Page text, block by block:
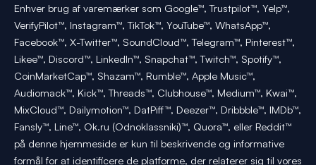
Enhver brug af varemærker som Google™, Trustpilot™, Yelp™,
VerifyPilot™, Instagram™, TikTok™, YouTube™, WhatsApp™,
Facebook™, X-Twitter™, SoundCloud™, Telegram™, Pinterest™,
Likee™, Discord™, LinkedIn™, Snapchat™, Twitch™, Spotify™,
CoinMarketCap™, Shazam™, Rumble™, Apple Music™,
Audiomack™, Kick™, Threads™, Clubhouse™, Medium™, Kwai™,
MixCloud™, Dailymotion™, DatPiff™, Deezer™, Dribbble™, IMDb™,
Fansly™, Line™, Ok.ru (Odnoklassniki)™, Quora™, eller Reddit™
på denne hjemmeside er kun til beskrivende og informative
formål for at identificere de platforme, der relaterer sig til vores